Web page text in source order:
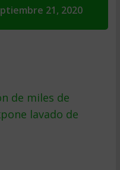
21, 2020
de miles de
lavado de